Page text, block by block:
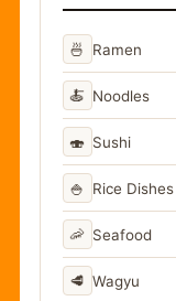
🍜 Ramen
🍝 Noodles
🍣 Sushi
🍚 Rice Dishes
🦐 Seafood
🥩 Wagyu